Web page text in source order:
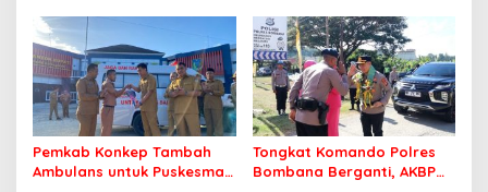
Sekolah dengan Aman
Sasaran
Pemkab Konkep Tambah
Ambulans untuk Puskesmas
Tongkat Komando Polres
Bombana Berganti, AKBP